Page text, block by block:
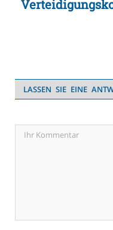
LASSEN SIE EINE